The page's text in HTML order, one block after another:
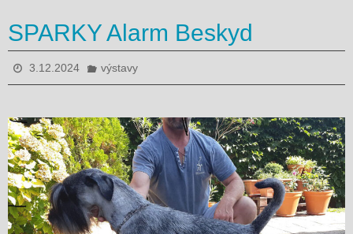
SPARKY Alarm Beskyd
3.12.2024 výstavy